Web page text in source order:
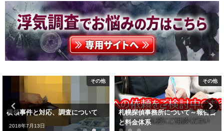
その他
札幌探偵事務所について～報告書
と料金体系
TOP
札幌を中心に、信頼できる弁護士
を無料で紹介します